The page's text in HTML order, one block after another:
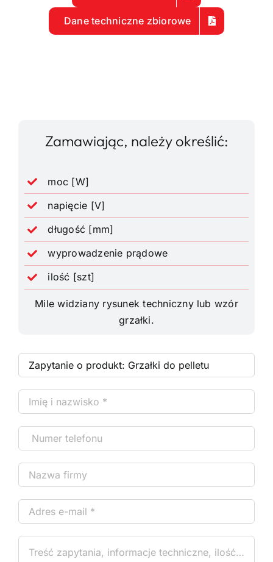
Dane techniczne zbiorowe
Zamawiając, należy określić:
moc [W]
napięcie [V]
długość [mm]
wyprowadzenie prądowe
ilość [szt]
Mile widziany rysunek techniczny lub wzór
grzałki.